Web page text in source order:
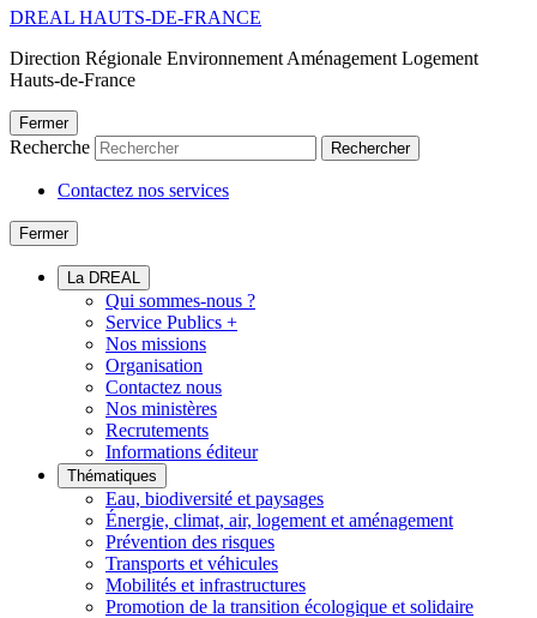
DREAL HAUTS-DE-FRANCE
Direction Régionale Environnement Aménagement Logement
Hauts-de-France
Fermer
Recherche Rechercher
Contactez nos services
Fermer
La DREAL
Qui sommes-nous ?
Service Publics +
Nos missions
Organisation
Contactez nous
Nos ministères
Recrutements
Informations éditeur
Thématiques
Eau, biodiversité et paysages
Énergie, climat, air, logement et aménagement
Prévention des risques
Transports et véhicules
Mobilités et infrastructures
Promotion de la transition écologique et solidaire